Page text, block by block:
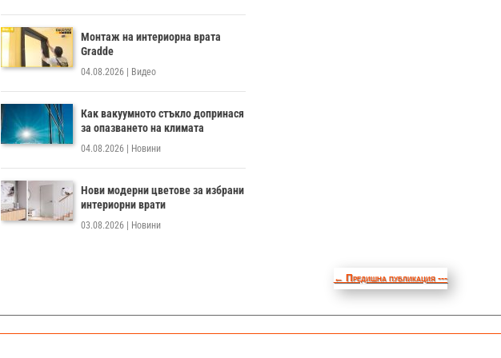
Монтаж на интериорна врата
Gradde
04.08.2026 Видео
Как вакуумното стъкло допринася
за опазването на климата
04.08.2026 Новини
Нови модерни цветове за избрани
интериорни врати
03.08.2026 Новини
← Предишна публикация ---